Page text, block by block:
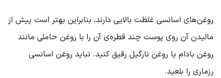
روغن‌های اسانسی غلظت بالایی دارند، بنابراین بهتر است پیش از
مالیدن آن روی پوست چند قطره‌ی آن را با روغن حاملی مانند
روغن بادام یا روغن نارگیل رقیق کنید. نباید روغن اسانسی
رزماری را بلعید.